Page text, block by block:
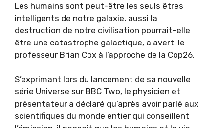
Les humains sont peut-être les seuls êtres
intelligents de notre galaxie, aussi la
destruction de notre civilisation pourrait-elle
être une catastrophe galactique, a averti le
professeur Brian Cox à l’approche de la Cop26.
S’exprimant lors du lancement de sa nouvelle
série Universe sur BBC Two, le physicien et
présentateur a déclaré qu’après avoir parlé aux
scientifiques du monde entier qui conseillent